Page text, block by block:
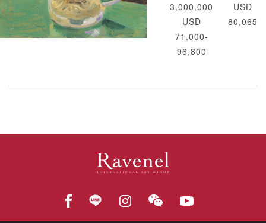
3,000,000
USD
71,000-
96,800
USD
80,065